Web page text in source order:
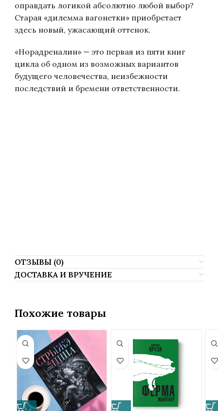
оправдать логикой абсолютно любой выбор?
Старая «дилемма вагонетки» приобретает
здесь новый, ужасающий оттенок.
«Норадреналин» — это первая из пяти книг
цикла об одном из возможных вариантов
будущего человечества, неизбежности
последствий и бремени ответственности.
ОТЗЫВЫ (0)
ДОСТАВКА И ВРУЧЕНИЕ
Похожие товары